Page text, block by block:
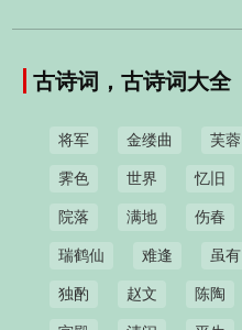
古诗词，古诗词大全
将军 金缕曲 芙蓉
霁色 世界 忆旧
院落 满地 伤春
瑞鹤仙 难逢 虽有
独酌 赵文 陈陶